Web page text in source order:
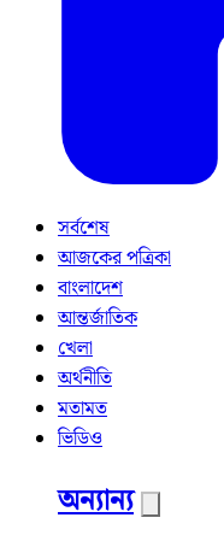
সর্বশেষ
আজকের পত্রিকা
বাংলাদেশ
আন্তর্জাতিক
খেলা
অর্থনীতি
মতামত
ভিডিও
অন্যান্য